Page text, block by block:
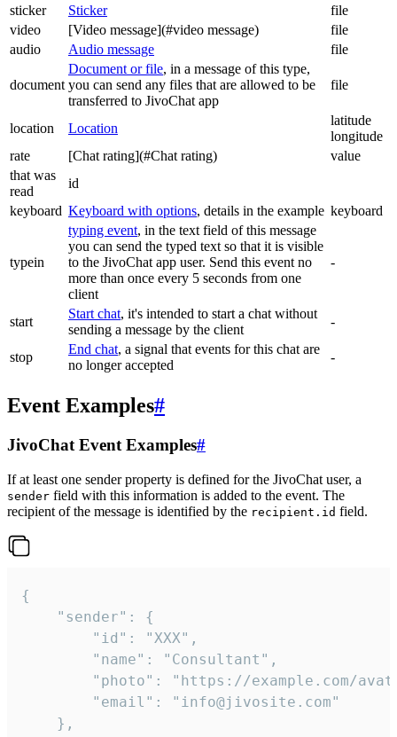
sticker
Sticker
file
video
[Video message](#video message)
file
audio
Audio message file
document
Document or file, in a message of this type,
you can send any files that are allowed to be
transferred to JivoChat app
file
location Location
latitude
longitude
rate
[Chat rating](#Chat rating)
value
that was
read
id
keyboard Keyboard with options, details in the example keyboard
typein
typing event, in the text field of this message
you can send the typed text so that it is visible
to the JivoChat app user. Send this event no
more than once every 5 seconds from one
client
-
start
Start chat, it's intended to start a chat without
sending a message by the client
-
stop
End chat, a signal that events for this chat are
no longer accepted
-
Event Examples#
JivoChat Event Examples#
If at least one sender property is defined for the JivoChat user, a
sender field with this information is added to the event. The
recipient of the message is identified by the recipient.id field.
{